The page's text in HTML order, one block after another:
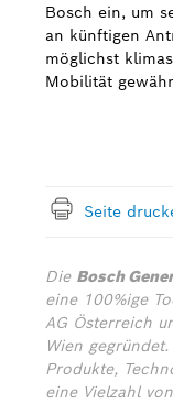
Bosch ein, um
an künftigen
möglichst
Mobilität
Seite
Die Bosch
eine 100%ige
AG Österreich
Wien
Produkte,
eine Vielzahl